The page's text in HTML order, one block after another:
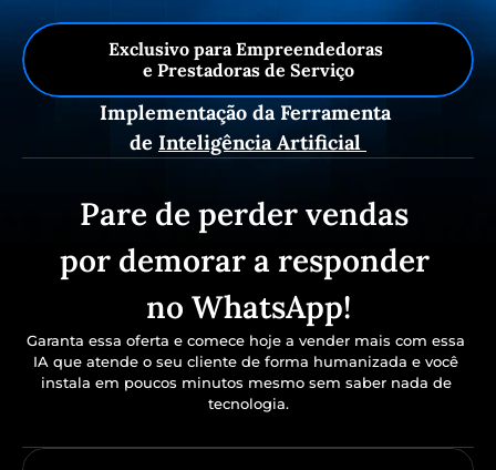
Exclusivo para Empreendedoras
e Prestadoras de Serviço
Implementação da Ferramenta
de Inteligência Artificial
Pare de perder vendas
por demorar a responder
no WhatsApp!
Garanta essa oferta e comece hoje a vender mais com essa
IA que atende o seu cliente de forma humanizada e você
instala em poucos minutos mesmo sem saber nada de
tecnologia.